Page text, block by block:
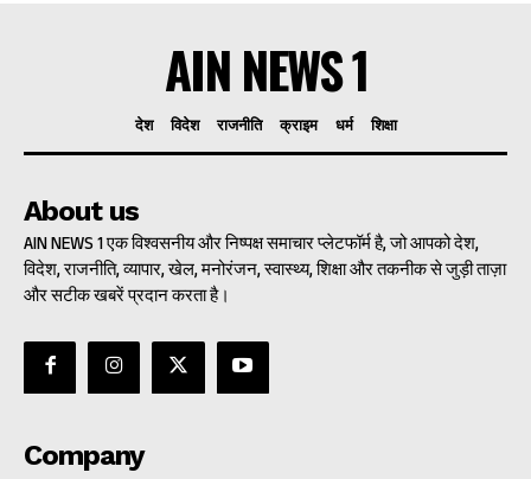
AIN NEWS 1
देश विदेश राजनीति क्राइम धर्म शिक्षा
About us
AIN NEWS 1 एक विश्वसनीय और निष्पक्ष समाचार प्लेटफॉर्म है, जो आपको देश,
विदेश, राजनीति, व्यापार, खेल, मनोरंजन, स्वास्थ्य, शिक्षा और तकनीक से जुड़ी ताज़ा
और सटीक खबरें प्रदान करता है।
Company